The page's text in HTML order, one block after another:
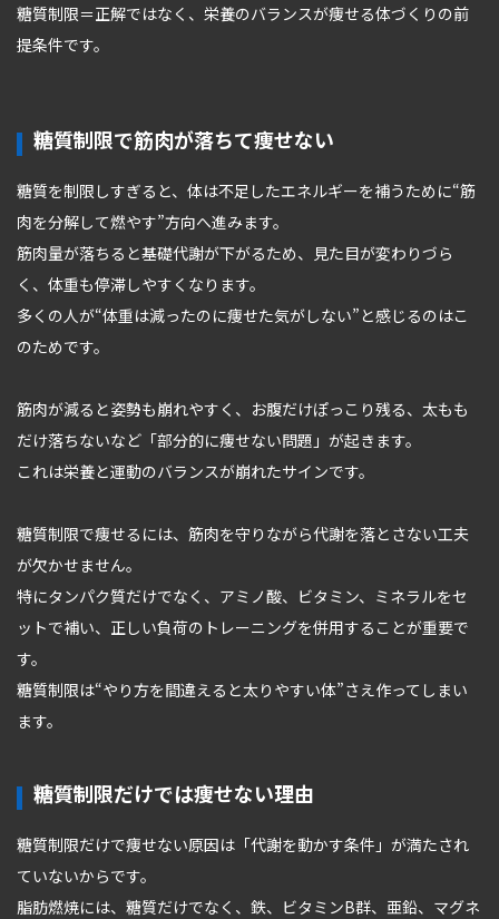
糖質制限＝正解ではなく、栄養のバランスが痩せる体づくりの前
提条件です。
糖質制限で筋肉が落ちて痩せない
糖質を制限しすぎると、体は不足したエネルギーを補うために“筋
肉を分解して燃やす”方向へ進みます。
筋肉量が落ちると基礎代謝が下がるため、見た目が変わりづら
く、体重も停滞しやすくなります。
多くの人が“体重は減ったのに痩せた気がしない”と感じるのはこ
のためです。
筋肉が減ると姿勢も崩れやすく、お腹だけぽっこり残る、太もも
だけ落ちないなど「部分的に痩せない問題」が起きます。
これは栄養と運動のバランスが崩れたサインです。
糖質制限で痩せるには、筋肉を守りながら代謝を落とさない工夫
が欠かせません。
特にタンパク質だけでなく、アミノ酸、ビタミン、ミネラルをセ
ットで補い、正しい負荷のトレーニングを併用することが重要で
す。
糖質制限は“やり方を間違えると太りやすい体”さえ作ってしまい
ます。
糖質制限だけでは痩せない理由
糖質制限だけで痩せない原因は「代謝を動かす条件」が満たされ
ていないからです。
脂肪燃焼には、糖質だけでなく、鉄、ビタミンB群、亜鉛、マグネ